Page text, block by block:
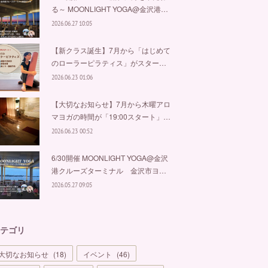
る～ MOONLIGHT YOGA@金沢港…
2026.06.27 10:05
【新クラス誕生】7月から「はじめて
のローラーピラティス」がスター…
2026.06.23 01:06
【大切なお知らせ】7月から木曜アロ
マヨガの時間が「19:00スタート」…
2026.06.23 00:52
6/30開催 MOONLIGHT YOGA@金沢
港クルーズターミナル 金沢市ヨ…
2026.05.27 09:05
ゴリ
切なお知らせ (18) イベント (46)